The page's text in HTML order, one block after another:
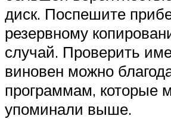
диск. Поспешите
резервному
случай. Проверить
виновен можно
программам, которые
упоминали выше.